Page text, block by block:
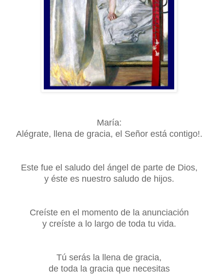
María:
Alégrate, llena de gracia, el Señor está contigo!.
Este fue el saludo del ángel de parte de Dios,
y éste es nuestro saludo de hijos.
Creíste en el momento de la anunciación
y creíste a lo largo de toda tu vida.
Tú serás la llena de gracia,
de toda la gracia que necesitas